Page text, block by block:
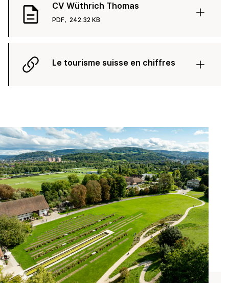
CV Wüthrich Thomas
PDF, 242.32 KB
Le tourisme suisse en chiffres